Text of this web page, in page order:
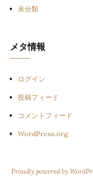
未分類
メタ情報
ログイン
投稿フィード
コメントフィード
WordPress.org
Proudly powered by